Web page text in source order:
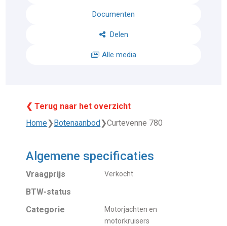
Documenten
Delen
Alle media
❮ Terug naar het overzicht
Home❯ Botenaanbod ❯Curtevenne 780
Algemene specificaties
Vraagprijs Verkocht
BTW-status
Categorie
Motorjachten en
motorkruisers